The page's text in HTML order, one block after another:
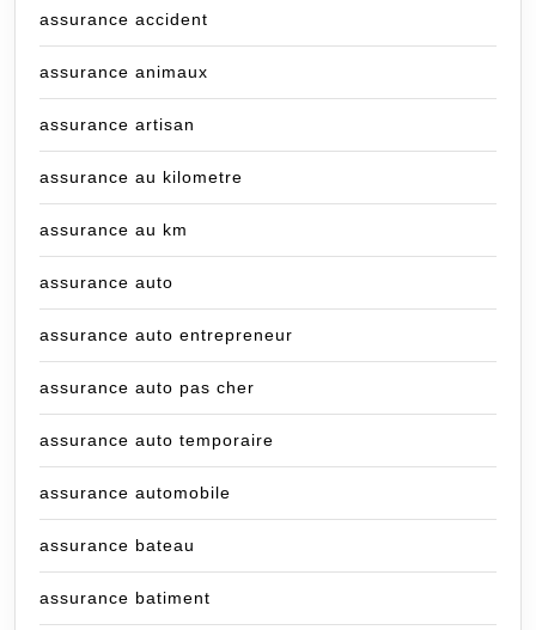
assurance accident
assurance animaux
assurance artisan
assurance au kilometre
assurance au km
assurance auto
assurance auto entrepreneur
assurance auto pas cher
assurance auto temporaire
assurance automobile
assurance bateau
assurance batiment